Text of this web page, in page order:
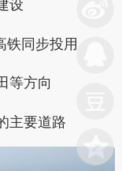
设
铁同步投用
等方向
主要道路